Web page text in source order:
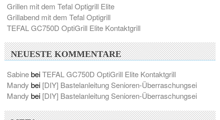
Grillen mit dem Tefal Optigrill Elite
Grillabend mit dem Tefal Optigrill
TEFAL GC750D OptiGrill Elite Kontaktgrill
NEUESTE KOMMENTARE
SabinebeiTEFAL GC750D OptiGrill Elite Kontaktgrill
Mandy bei [DIY] Bastelanleitung Senioren-Überraschungsei
Mandy bei [DIY] Bastelanleitung Senioren-Überraschungsei